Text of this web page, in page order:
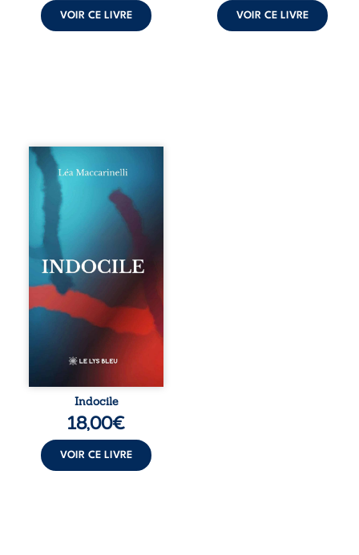
VOIR CE LIVRE VOIR CE LIVRE
Quatre parties.
Quatre refus.
Quatre visages
d’une existence en
friction. Entre les
silences qu’on ne
déchiffre pas, les
amours qu’on
dérange, les corps
qu’on administre
et les liens qu’on
sabote, cet
ouvrage parle à
vivent trop fort,
trop vrai, trop tôt.
traversée. Une
langue nue. Une
insurrection
déclaration
d’existence pour ...
Indocile
18,00€
VOIR CE LIVRE